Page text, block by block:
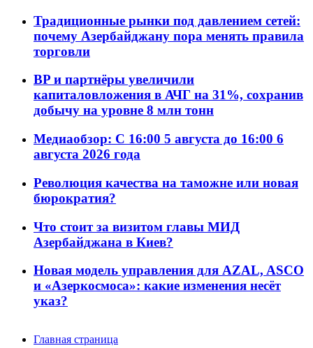
Традиционные рынки под давлением сетей:
почему Азербайджану пора менять правила
торговли
BP и партнёры увеличили
капиталовложения в АЧГ на 31%, сохранив
добычу на уровне 8 млн тонн
Медиаобзор: С 16:00 5 августа до 16:00 6
августа 2026 года
Революция качества на таможне или новая
бюрократия?
Что стоит за визитом главы МИД
Азербайджана в Киев?
Новая модель управления для AZAL, ASCO
и «Азеркосмоса»: какие изменения несёт
указ?
Главная страница